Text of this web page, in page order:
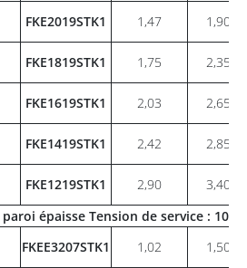
FKE2019STK1 1,47 1,90
FKE1819STK1 1,75 2,35
FKE1619STK1 2,03 2,65
FKE1419STK1 2,42 2,85
FKE1219STK1 2,90
3,40
paroi épaisse Tension de service :
FKEE3207STK1 1,02 1,50